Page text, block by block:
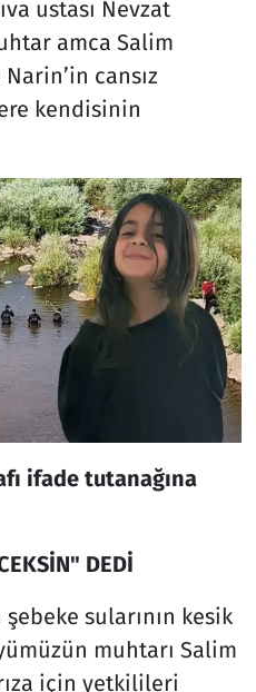
ustası Nevzat
amca Salim
cansız
kendisinin
ifade tutanağına
DEDİ
sularının kesik
muhtarı Salim
için yetkilileri